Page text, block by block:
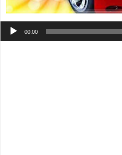
Аудиоплеер
00:00